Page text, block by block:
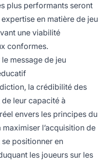
plus performants seront
en matière de jeu
une viabilité
conformes.
message de jeu
la crédibilité des
leur capacité à
envers les principes du
l’acquisition de
positionner en
les joueurs sur les